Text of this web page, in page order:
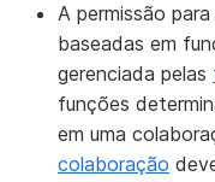
A permissão
baseadas em
gerenciada pelas
funções
em uma
colaboração